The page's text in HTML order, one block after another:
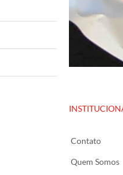
Contato
Quem Somos